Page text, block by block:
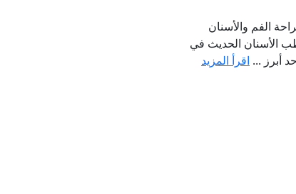
الفم والأسنان
الأسنان الحديث في
أبرز ... اقرأ المزيد